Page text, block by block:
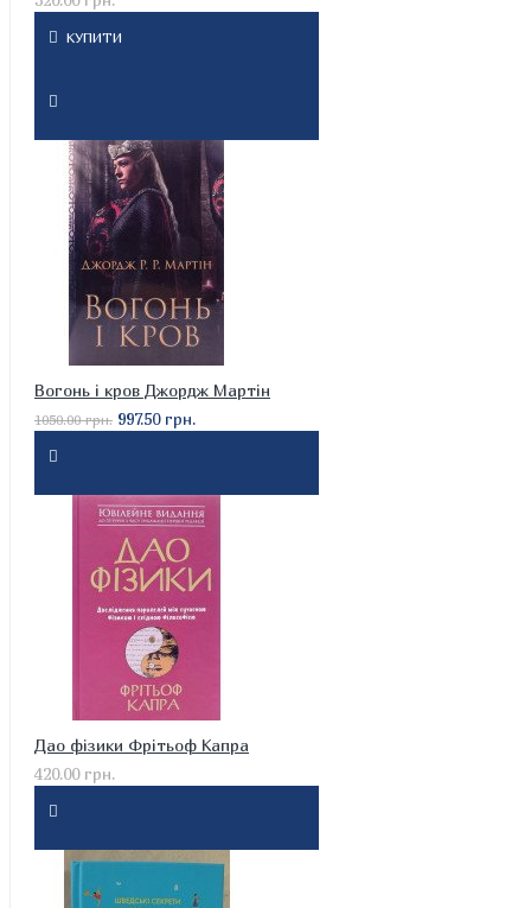
КУПИТИ
Вогонь і кров Джордж Мартін
1050.00 грн. 997.50 грн.
Дао фізики Фрітьоф Капра
420.00 грн.